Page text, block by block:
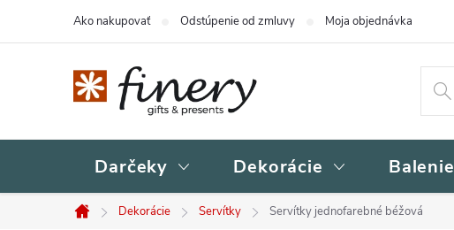
Ako nakupovať Odstúpenie od zmluvy Moja objednávka
Darčeky Dekorácie
Domov
Dekorácie Servítky Servítky jednofarebné béžová